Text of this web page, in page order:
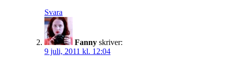
Svara
Fanny skriver:
9 juli, 2011 kl. 12:04